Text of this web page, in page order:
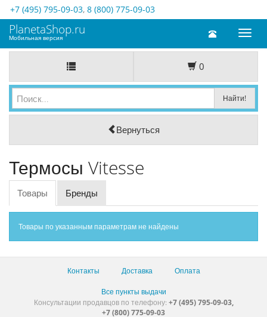
+7 (495) 795-09-03, 8 (800) 775-09-03
Toggle
PlanetaShop.ru
Мобильная версия
0
Вернуться
Термосы Vitesse
Товары Бренды
Товары по указанным параметрам не найдены
Контакты Доставка Оплата
Все пункты выдачи
Консультации продавцов по телефону: +7 (495) 795-09-03,
+7 (800) 775-09-03